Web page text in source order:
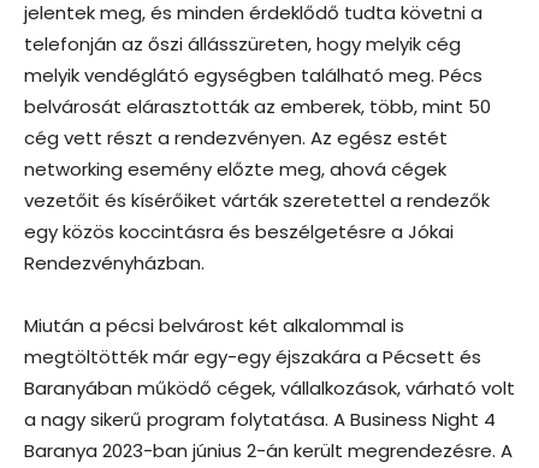
jelentek meg, és minden érdeklődő tudta követni a
telefonján az őszi állásszüreten, hogy melyik cég
melyik vendéglátó egységben található meg. Pécs
belvárosát elárasztották az emberek, több, mint 50
cég vett részt a rendezvényen. Az egész estét
networking esemény előzte meg, ahová cégek
vezetőit és kísérőiket várták szeretettel a rendezők
egy közös koccintásra és beszélgetésre a Jókai
Rendezvényházban.
Miután a pécsi belvárost két alkalommal is
megtöltötték már egy-egy éjszakára a Pécsett és
Baranyában működő cégek, vállalkozások, várható volt
a nagy sikerű program folytatása. A Business Night 4
Baranya 2023-ban június 2-án került megrendezésre. A